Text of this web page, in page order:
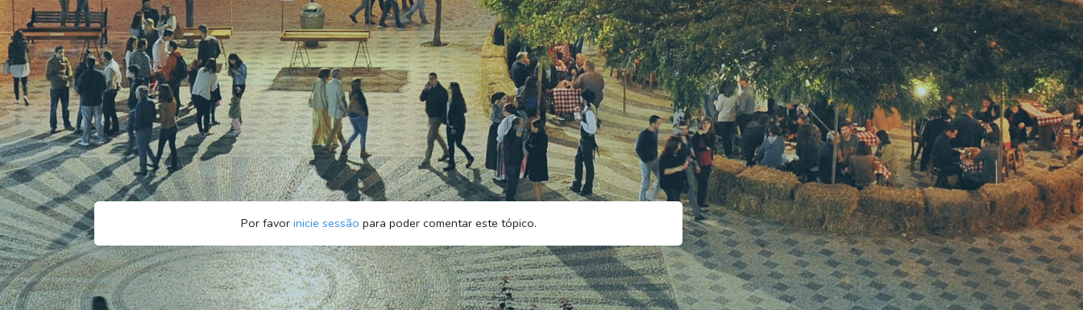
Por favor inicie sessão para poder comentar este tópico.